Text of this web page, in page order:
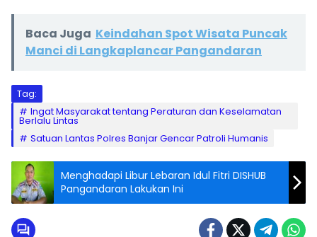
Baca Juga Keindahan Spot Wisata Puncak
Manci di Langkaplancar Pangandaran
Tag:
Ingat Masyarakat tentang Peraturan dan Keselamatan
Berlalu Lintas
Satuan Lantas Polres Banjar Gencar Patroli Humanis
Menghadapi Libur Lebaran Idul Fitri DISHUB
Pangandaran Lakukan Ini